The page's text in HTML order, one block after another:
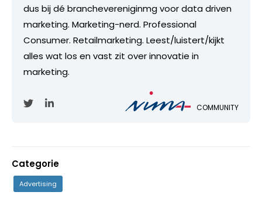
dus bij dé branchevereniginmg voor data driven
marketing. Marketing-nerd. Professional
Consumer. Retailmarketing. Leest/luistert/kijkt
alles wat los en vast zit over innovatie in
marketing.
COMMUNITY
Categorie
Advertising